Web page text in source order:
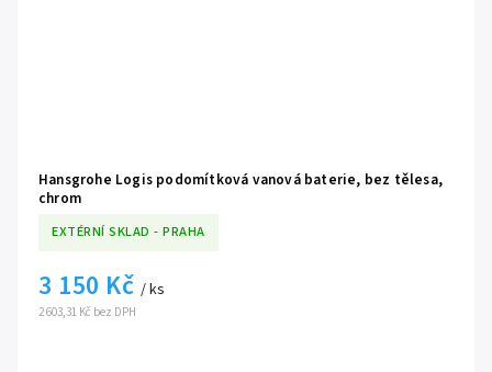
Hansgrohe Logis podomítková vanová baterie, bez tělesa,
chrom
EXTÉRNÍ SKLAD - PRAHA
2 603,31 Kč bez DPH
3 150 Kč / ks